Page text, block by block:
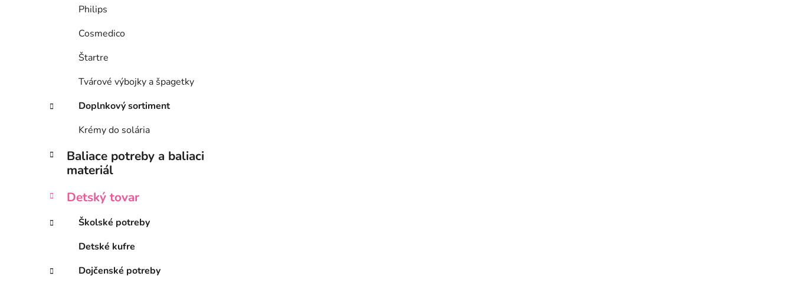
Philips
Cosmedico
Štartre
Tvárové výbojky a špagetky
Doplnkový sortiment
Krémy do solária
Baliace potreby a baliaci
materiál
Detský tovar
Školské potreby
Detské kufre
Dojčenské potreby